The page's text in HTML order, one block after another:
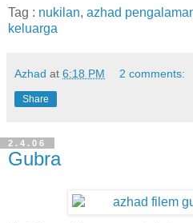
Tag : nukilan, azhad
keluarga
Azhad at 6:18 PM 2 comments:
Share
2.4.06
Gubra